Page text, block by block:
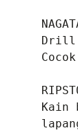
Drill
Kain